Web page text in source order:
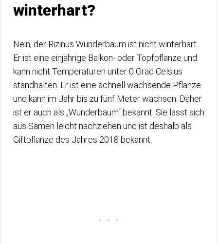
winterhart?
Nein, der Rizinus Wunderbaum ist nicht winterhart.
Er ist eine einjährige Balkon- oder Topfpflanze und
kann nicht Temperaturen unter 0 Grad Celsius
standhalten. Er ist eine schnell wachsende Pflanze
und kann im Jahr bis zu fünf Meter wachsen. Daher
ist er auch als „Wunderbaum“ bekannt. Sie lässt sich
aus Samen leicht nachziehen und ist deshalb als
Giftpflanze des Jahres 2018 bekannt.